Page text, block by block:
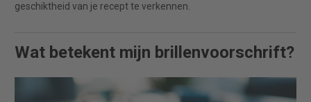
geschiktheid van je recept te verkennen.
Wat betekent mijn brillenvoorschrift?